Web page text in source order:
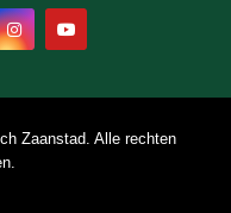
Zaanstad. Alle rechten